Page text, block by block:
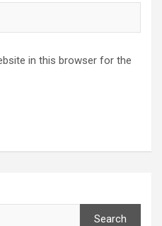
in this browser for the
Search